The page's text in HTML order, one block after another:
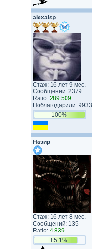
alexalsp
Стаж: 16 лет 9 мес.
Сообщений: 2379
Ratio: 289.509
Поблагодарили: 9933
100%
Назир
Стаж: 16 лет 8 мес.
Сообщений: 135
Ratio: 4.839
85.1%